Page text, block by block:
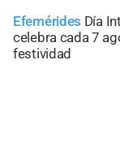
Efemérides Día
celebra cada 7
festividad